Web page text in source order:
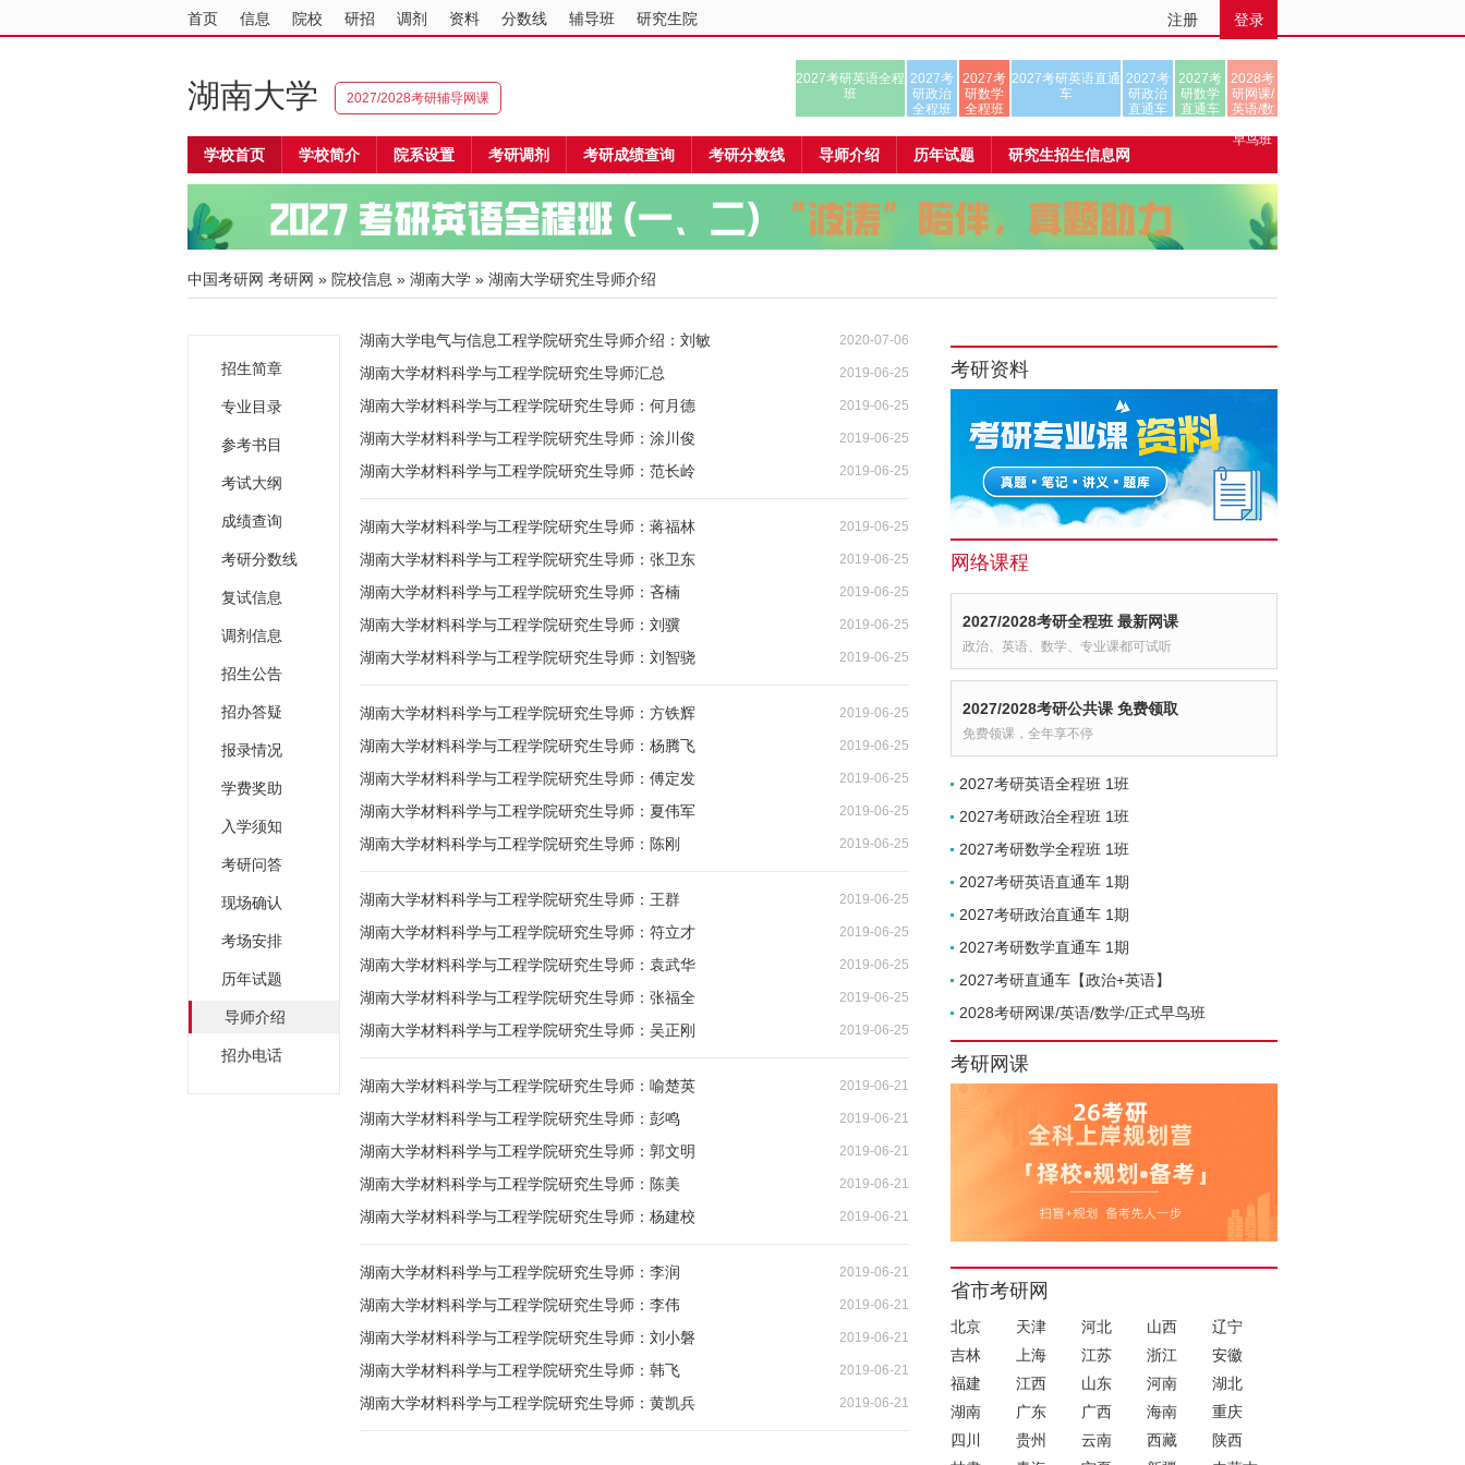
首页 信息 院校 研招 调剂 资料 分数线 辅导班 研究生院 注册 登录
湖南大学 2027/2028考研辅导网课
2027考研英语全程
班
2027考
研政治
全程班
2027考
研数学
全程班
2027考研英语直通
车
2027考
研政治
直通车
2027考
研数学
直通车
2028考
研网课/
英语/数
早鸟班
学校首页 学校简介 院系设置 考研调剂 考研成绩查询 考研分数线 导师介绍 历年试题 研究生招生信息网
中国考研网 考研网 » 院校信息 » 湖南大学 » 湖南大学研究生导师介绍
招生简章
专业目录
参考书目
考试大纲
成绩查询
考研分数线
复试信息
调剂信息
招生公告
招办答疑
报录情况
学费奖助
入学须知
考研问答
现场确认
考场安排
历年试题
导师介绍
招办电话
湖南大学电气与信息工程学院研究生导师介绍：刘敏 2020-07-06
湖南大学材料科学与工程学院研究生导师汇总 2019-06-25
湖南大学材料科学与工程学院研究生导师：何月德 2019-06-25
湖南大学材料科学与工程学院研究生导师：涂川俊 2019-06-25
湖南大学材料科学与工程学院研究生导师：范长岭 2019-06-25
湖南大学材料科学与工程学院研究生导师：蒋福林 2019-06-25
湖南大学材料科学与工程学院研究生导师：张卫东 2019-06-25
湖南大学材料科学与工程学院研究生导师：吝楠 2019-06-25
湖南大学材料科学与工程学院研究生导师：刘骥 2019-06-25
湖南大学材料科学与工程学院研究生导师：刘智骁 2019-06-25
湖南大学材料科学与工程学院研究生导师：方铁辉 2019-06-25
湖南大学材料科学与工程学院研究生导师：杨腾飞 2019-06-25
湖南大学材料科学与工程学院研究生导师：傅定发 2019-06-25
湖南大学材料科学与工程学院研究生导师：夏伟军 2019-06-25
湖南大学材料科学与工程学院研究生导师：陈刚 2019-06-25
湖南大学材料科学与工程学院研究生导师：王群 2019-06-25
湖南大学材料科学与工程学院研究生导师：符立才 2019-06-25
湖南大学材料科学与工程学院研究生导师：袁武华 2019-06-25
湖南大学材料科学与工程学院研究生导师：张福全 2019-06-25
湖南大学材料科学与工程学院研究生导师：吴正刚 2019-06-25
湖南大学材料科学与工程学院研究生导师：喻楚英 2019-06-21
湖南大学材料科学与工程学院研究生导师：彭鸣 2019-06-21
湖南大学材料科学与工程学院研究生导师：郭文明 2019-06-21
湖南大学材料科学与工程学院研究生导师：陈美 2019-06-21
湖南大学材料科学与工程学院研究生导师：杨建校 2019-06-21
湖南大学材料科学与工程学院研究生导师：李润 2019-06-21
湖南大学材料科学与工程学院研究生导师：李伟 2019-06-21
湖南大学材料科学与工程学院研究生导师：刘小磐 2019-06-21
湖南大学材料科学与工程学院研究生导师：韩飞 2019-06-21
湖南大学材料科学与工程学院研究生导师：黄凯兵 2019-06-21
考研资料
网络课程
2027/2028考研全程班 最新网课
政治、英语、数学、专业课都可试听
2027/2028考研公共课 免费领取
免费领课，全年享不停
2027考研英语全程班 1班
2027考研政治全程班 1班
2027考研数学全程班 1班
2027考研英语直通车 1期
2027考研政治直通车 1期
2027考研数学直通车 1期
2027考研直通车【政治+英语】
2028考研网课/英语/数学/正式早鸟班
考研网课
省市考研网
北京 天津 河北 山西
辽宁
吉林
上海 江苏 浙江
安徽
福建
江西 山东 河南
湖北
湖南
广东 广西 海南
重庆
四川
贵州 云南 西藏
陕西